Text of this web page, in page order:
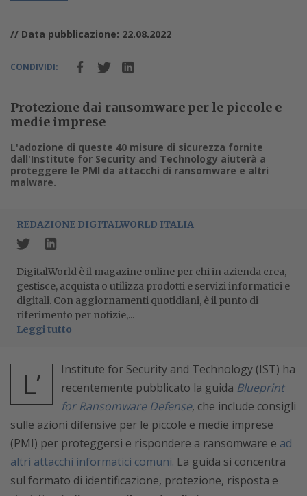
// Data pubblicazione: 22.08.2022
CONDIVIDI:
Protezione dai ransomware per le piccole e
medie imprese
L'adozione di queste 40 misure di sicurezza fornite
dall'Institute for Security and Technology aiuterà a
proteggere le PMI da attacchi di ransomware e altri
malware.
REDAZIONE DIGITALWORLD ITALIA
DigitalWorld è il magazine online per chi in azienda crea,
gestisce, acquista o utilizza prodotti e servizi informatici e
digitali. Con aggiornamenti quotidiani, è il punto di
riferimento per notizie,...
Leggi tutto
L’
Institute for Security and Technology (IST) ha
recentemente pubblicato la guida Blueprint
for Ransomware Defense, che include consigli
sulle azioni difensive per le piccole e medie imprese
(PMI) per proteggersi e rispondere a ransomware e ad
altri attacchi informatici comuni. La guida si concentra
sul formato di identificazione, protezione, risposta e